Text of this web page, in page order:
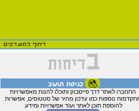
התחברו לאתר דרך פייסבוק ותוכלו להנות מאפשרויות
נוספות כמו עדכון מהיר של סטטוסים, אפשרות
להוספת תוכן לאתר ועוד אפשרויות ומידע.